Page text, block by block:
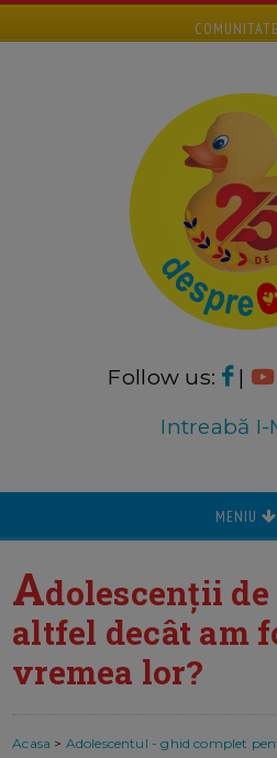
COMUNITATE
Follow us: |
Intreabă I-
MENIU
Adolescenții
altfel decât am
vremea lor?
Acasa > Adolescentul - ghid complet